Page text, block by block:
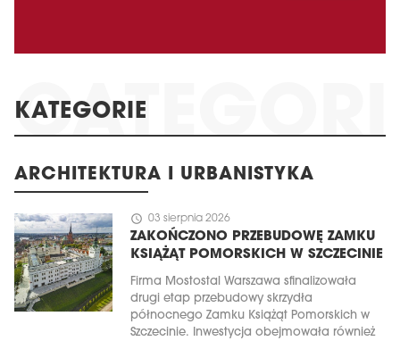
KATEGORIE
ARCHITEKTURA I URBANISTYKA
schedule 03 sierpnia 2026
ZAKOŃCZONO PRZEBUDOWĘ ZAMKU
KSIĄŻĄT POMORSKICH W SZCZECINIE
Firma Mostostal Warszawa sfinalizowała
drugi etap przebudowy skrzydła
północnego Zamku Książąt Pomorskich w
Szczecinie. Inwestycja obejmowała również